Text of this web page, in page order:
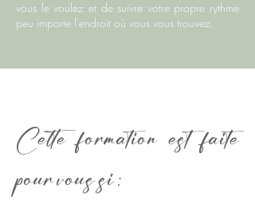
vous le voulez et de suivre votre propre rythme
peu importe l'endroit où vous vous trouvez.
Cette formation est faite
pour vous si :